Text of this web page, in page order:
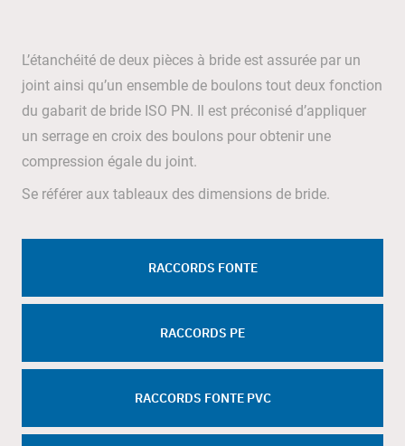
L’étanchéité de deux pièces à bride est assurée par un
joint ainsi qu’un ensemble de boulons tout deux fonction
du gabarit de bride ISO PN. Il est préconisé d’appliquer
un serrage en croix des boulons pour obtenir une
compression égale du joint.
Se référer aux tableaux des dimensions de bride.
RACCORDS FONTE
RACCORDS PE
RACCORDS FONTE PVC